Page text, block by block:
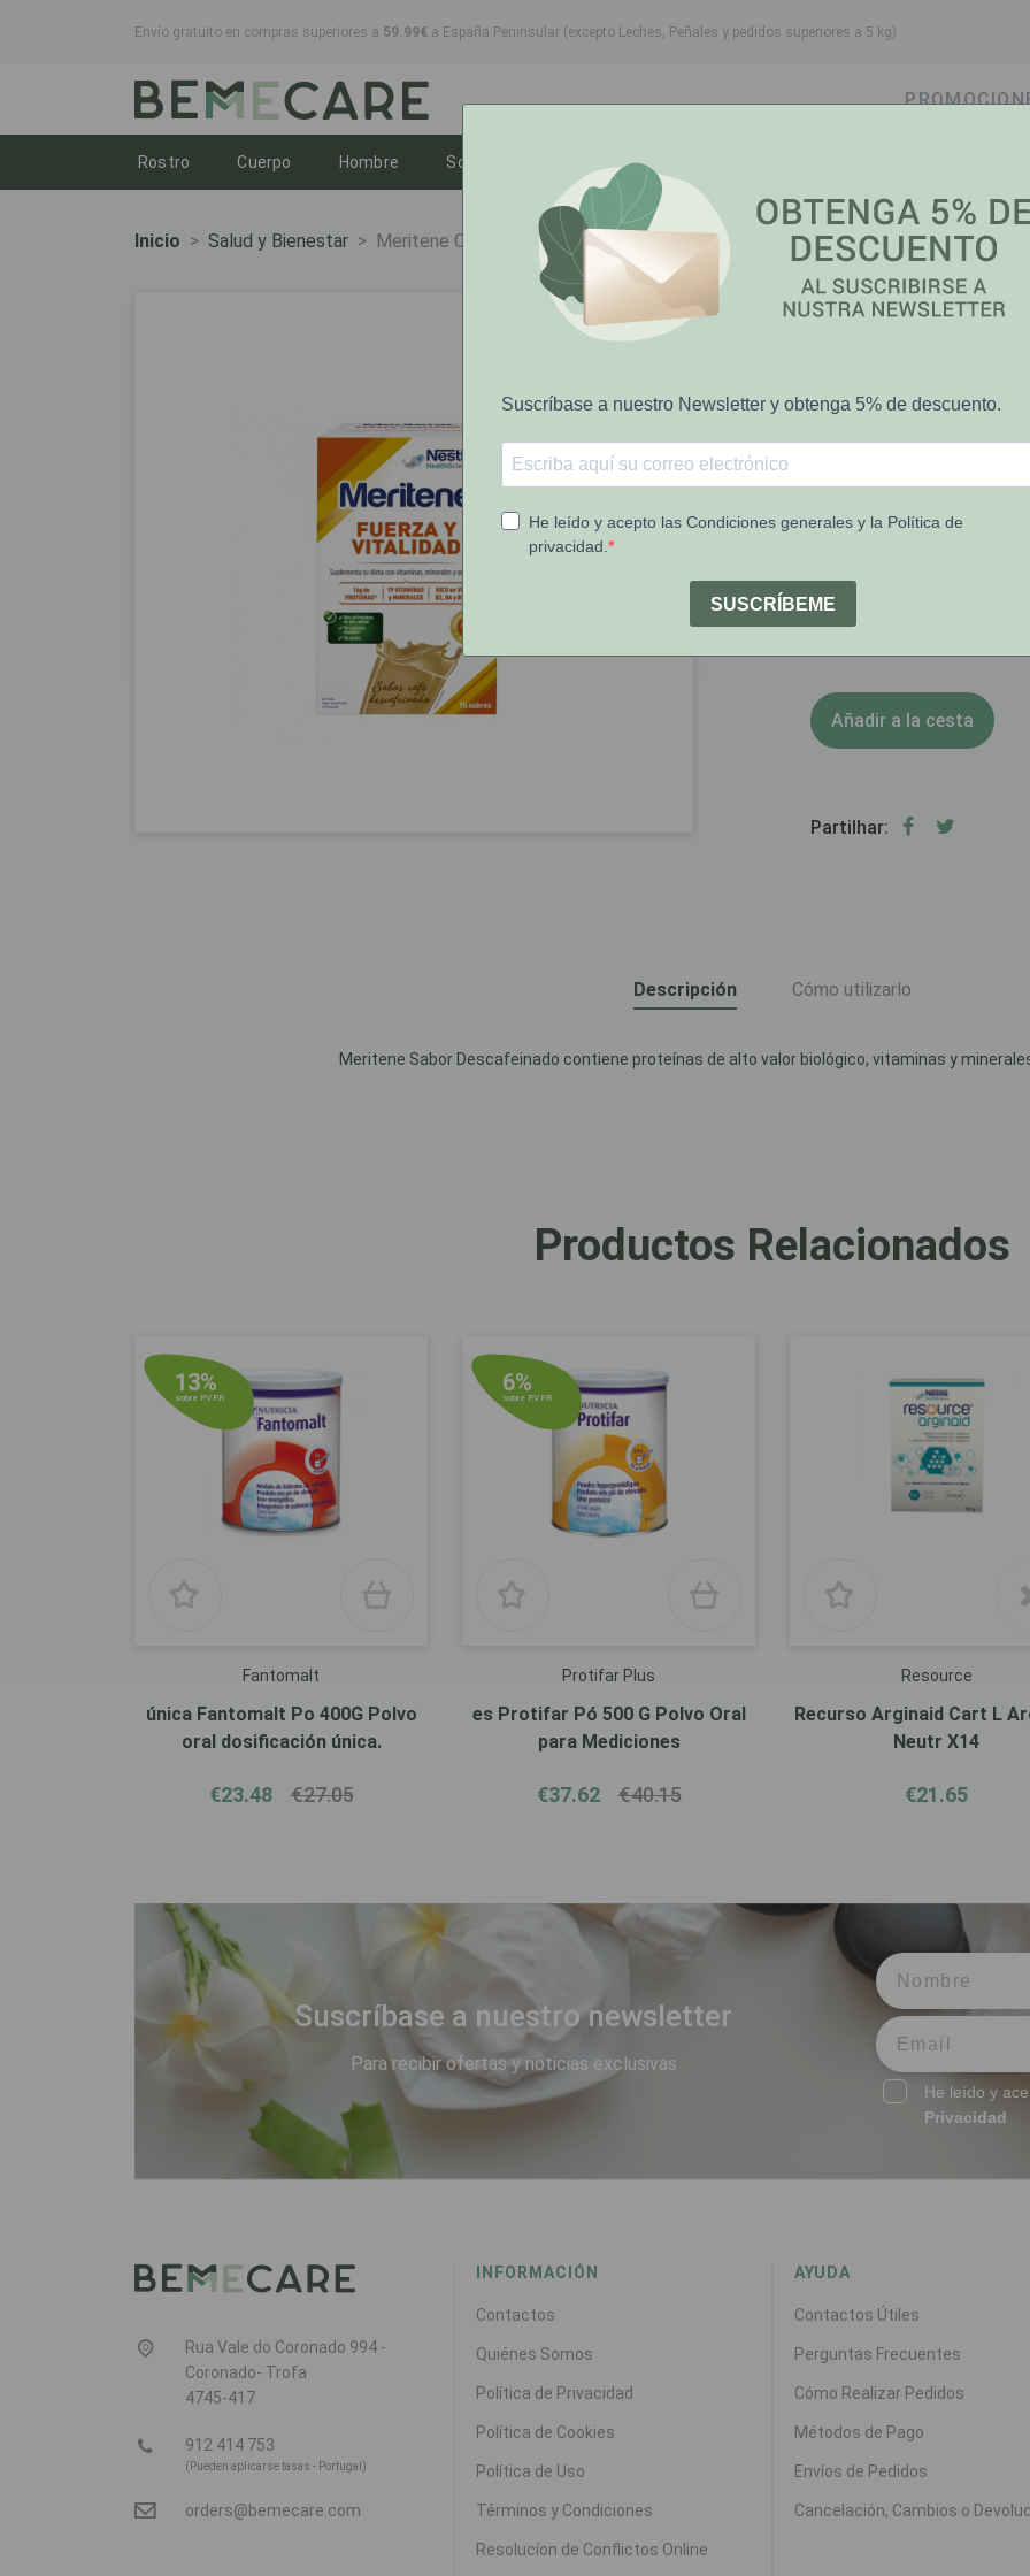
Envío gratuito en compras superiores a 59.99€ a España Peninsular (excepto Leches, Peñales y pedidos superiores a 5 kg)
Rostro Toggle dropdown
Cuerpo Toggle dropdown
Hombre Toggle dropdown
Solares Toggle dropdownToggle dropdown
Inicio Salud y Bienestar Meritene Café Des Cart Po X 15 Polvo Sachet (Polvo en Sobres)
19%
Meritene
Meritene
Sachet (Polvo
El precio tachado representa el
Añadir a la cesta
Partilhar:
Descripción Cómo utilizarlo
Meritene Sabor Descafeinado contiene proteínas de alto valor biológico, vitaminas y
Productos Relacionados
13%
sobre P.V.P.R
Fantomalt
única Fantomalt Po 400G Polvo
oral dosificación única.
€23.48 €27.05
6%
sobre P.V.P.R
Protifar Plus
es Protifar Pó 500 G Polvo Oral
para Mediciones
€37.62 €40.15
Resource
Recurso Arginaid Cart L
Neutr X14
€21.65
Suscríbase a nuestro newsletter
Para recibir ofertas y noticias exclusivas
He leído y
Privacidad
Rua Vale do Coronado 994 -
Coronado- Trofa
4745-417
912 414 753
(Pueden aplicarse tasas - Portugal)
orders@bemecare.com
INFORMACIÓN
Contactos
Quiénes Somos
Política de Privacidad
Política de Cookies
Política de Uso
Términos y Condiciones
Resolucíon de Conflictos Online
AYUDA
Contactos Útiles
Perguntas Frecuentes
Cómo Realizar Pedidos
Métodos de Pago
Envíos de Pedidos
Cancelación, Cambios o